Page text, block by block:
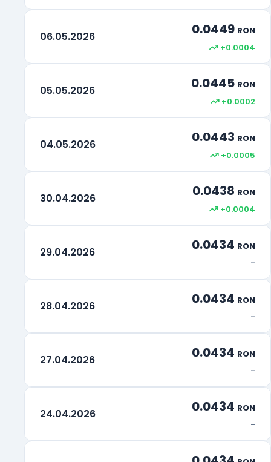
06.05.2026 0.0449 RON
+0.0004
05.05.2026 0.0445 RON
+0.0002
04.05.2026 0.0443 RON
+0.0005
30.04.2026 0.0438 RON
+0.0004
29.04.2026 0.0434 RON
-
28.04.2026 0.0434 RON
-
27.04.2026 0.0434 RON
-
24.04.2026 0.0434 RON
-